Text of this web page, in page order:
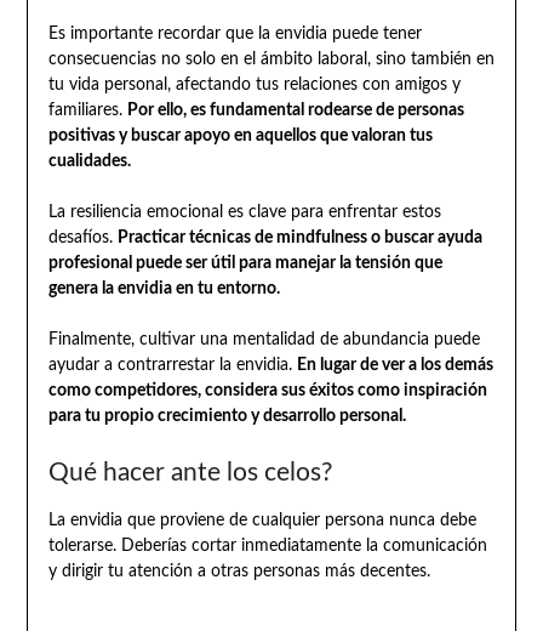
Es importante recordar que la envidia puede tener
consecuencias no solo en el ámbito laboral, sino también en
tu vida personal, afectando tus relaciones con amigos y
familiares. Por ello, es fundamental rodearse de personas
positivas y buscar apoyo en aquellos que valoran tus
cualidades.
La resiliencia emocional es clave para enfrentar estos
desafíos. Practicar técnicas de mindfulness o buscar ayuda
profesional puede ser útil para manejar la tensión que
genera la envidia en tu entorno.
Finalmente, cultivar una mentalidad de abundancia puede
ayudar a contrarrestar la envidia. En lugar de ver a los demás
como competidores, considera sus éxitos como inspiración
para tu propio crecimiento y desarrollo personal.
Qué hacer ante los celos?
La envidia que proviene de cualquier persona nunca debe
tolerarse. Deberías cortar inmediatamente la comunicación
y dirigir tu atención a otras personas más decentes.